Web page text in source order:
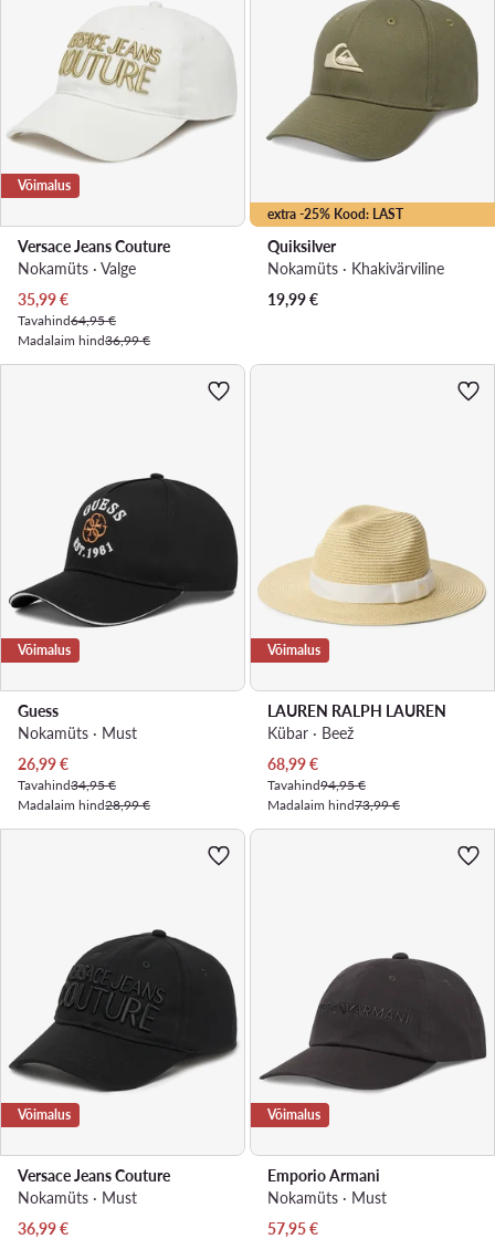
Võimalus
Versace Jeans Couture
Nokamüts · Valge
Praegune hind
35,99€
Tavahind64,95 €
Madalaim hind36,99 €
extra -25% Kood: LAST
Quiksilver
Nokamüts · Khakivärviline
19,99€
Võimalus
Guess
Nokamüts · Must
Praegune hind
26,99€
Tavahind34,95 €
Madalaim hind28,99 €
Võimalus
LAUREN RALPH LAUREN
Kübar · Beež
Praegune hind
68,99€
Tavahind94,95 €
Madalaim hind73,99 €
Võimalus
Versace Jeans Couture
Nokamüts · Must
Praegune hind
36,99€
Võimalus
Emporio Armani
Nokamüts · Must
Praegune hind
57,95€